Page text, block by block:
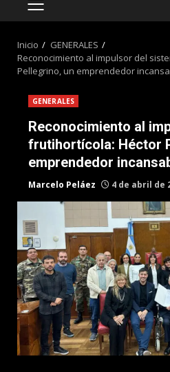
MENÚ
Inicio
GENERALES
Reconocimiento al impulsor del
Pellegrino, un emprendedor
GENERALES
Reconocimiento al
frutihortícola: Héctor
emprendedor
Marcelo Peláez 4 de abril de